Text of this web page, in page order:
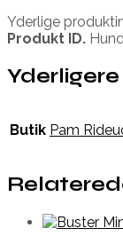
Yderlige
Produkt ID.
Butik Pam